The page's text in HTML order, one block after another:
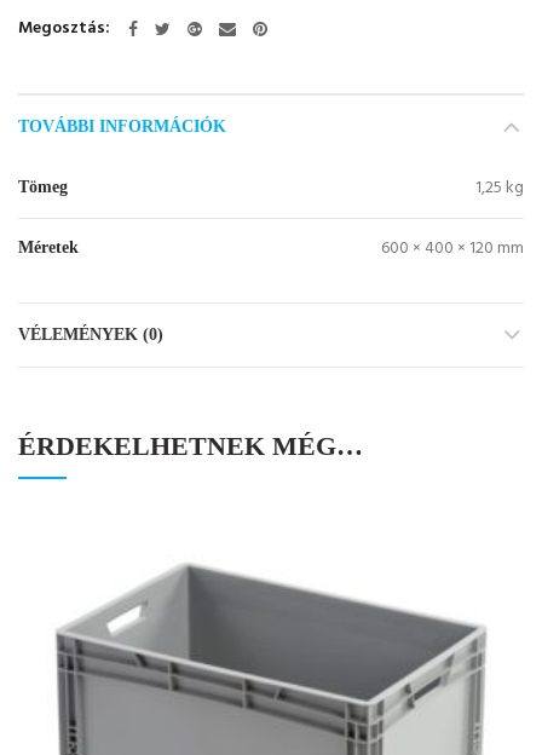
Megosztás
TOVÁBBI INFORMÁCIÓK
Tömeg 1,25 kg
Méretek 600 × 400 × 120 mm
VÉLEMÉNYEK (0)
ÉRDEKELHETNEK MÉG…